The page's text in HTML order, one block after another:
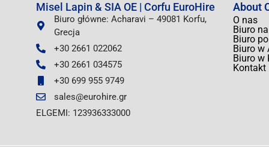
Misel Lapin & SIA OE | Corfu EuroHire
Biuro główne: Acharavi – 49081 Korfu,
Grecja
+30 2661 022062
+30 2661 034575
+30 699 955 9749
sales@eurohire.gr
ELGEMI: 123936333000
About
O nas
Biuro
Biuro
Biuro w
Biuro w
Kontakt